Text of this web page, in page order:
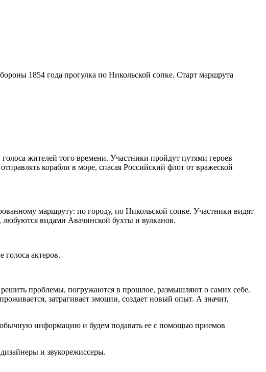
1854 года прогулка по Никольской сопке. Старт маршрута
жителей того времени. Участники пройдут путями героев
корабли в море, спасая Российский флот от вражеской
маршруту: по городу, по Никольской сопке. Участники видят
видами Авачинской бухты и вулканов.
актеров.
проблемы, погружаются в прошлое, размышляют о самих себе.
затрагивает эмоции, создает новый опыт. А значит,
информацию и будем подавать ее с помощью приемов
и звукорежиссеры.